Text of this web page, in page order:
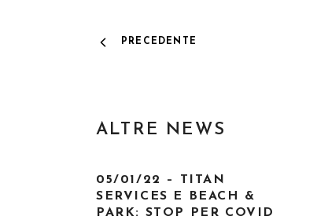
PRECEDENTE
ALTRE NEWS
05/01/22 – TITAN
SERVICES E BEACH &
PARK: STOP PER COVID